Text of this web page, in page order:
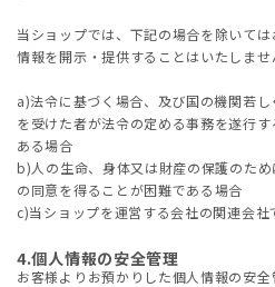
当ショップでは、下記の場合を除いて
情報を開示・提供することはいたしませ
a)法令に基づく場合、及び国の機関若
を受けた者が法令の定める事務を遂行
ある場合
b)人の生命、身体又は財産の保護のた
の同意を得ることが困難である場合
c)当ショップを運営する会社の関連会
4.個人情報の安全管理
お客様よりお預かりした個人情報の安